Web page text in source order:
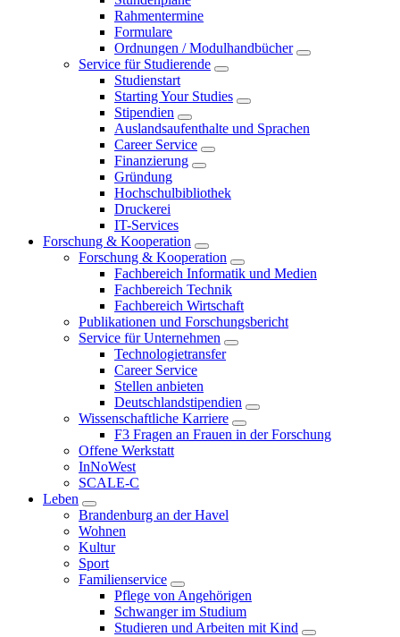
Rahmentermine
Formulare
Ordnungen / Modulhandbücher
Service für Studierende
Studienstart
Starting Your Studies
Stipendien
Auslandsaufenthalte und Sprachen
Career Service
Finanzierung
Gründung
Hochschulbibliothek
Druckerei
IT-Services
Forschung & Kooperation
Forschung & Kooperation
Fachbereich Informatik und Medien
Fachbereich Technik
Fachbereich Wirtschaft
Publikationen und Forschungsbericht
Service für Unternehmen
Technologietransfer
Career Service
Stellen anbieten
Deutschlandstipendien
Wissenschaftliche Karriere
F3 Fragen an Frauen in der Forschung
Offene Werkstatt
InNoWest
SCALE-C
Leben
Brandenburg an der Havel
Wohnen
Kultur
Sport
Familienservice
Pflege von Angehörigen
Schwanger im Studium
Studieren und Arbeiten mit Kind